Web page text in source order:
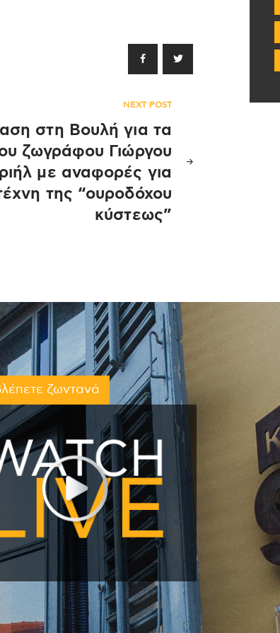
NEXT POST
στη Βουλή για τα
ζωγράφου Γιώργου
με αναφορές για
της “ουροδόχου
κύστεως”
ζωντανά